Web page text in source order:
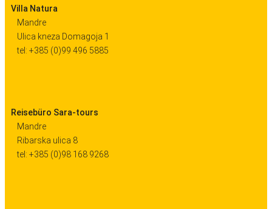
Villa Natura
Mandre
Ulica kneza Domagoja 1
tel: +385 (0)99 496 5885
Reisebüro Sara-tours
Mandre
Ribarska ulica 8
tel: +385 (0)98 168 9268